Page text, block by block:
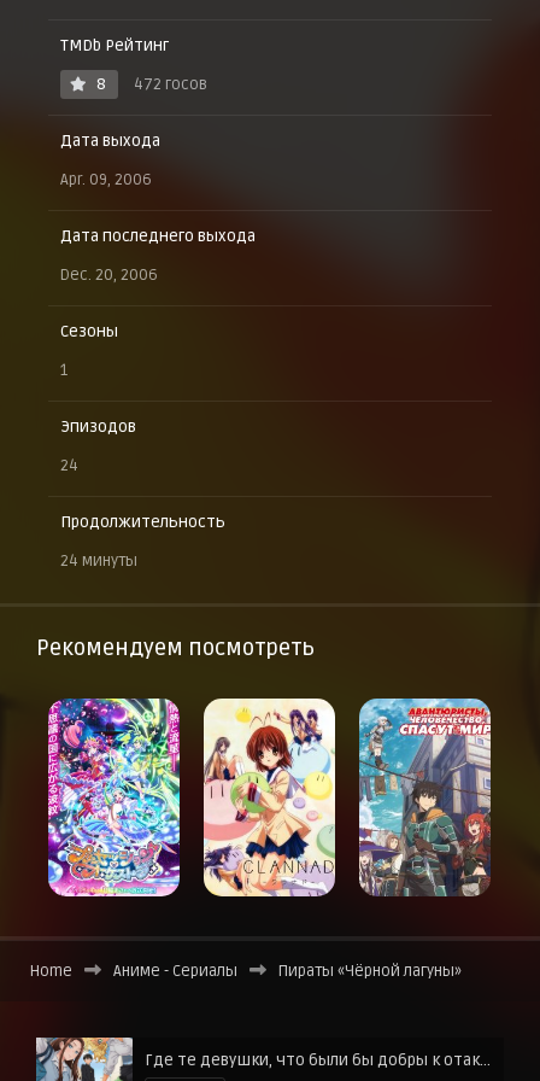
TMDb Рейтинг
8
472 госов
Дата выхода
Apr. 09, 2006
Дата последнего выхода
Dec. 20, 2006
Сезоны
1
Эпизодов
24
Продолжительность
24 минуты
Рекомендуем посмотреть
Home Аниме - Сериалы Пираты «Чёрной лагуны»
Где те девушки, что были бы добры к отаку?